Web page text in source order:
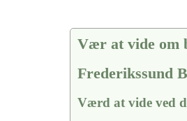
Vær at vide om
Frederikssund
Værd at vide ved